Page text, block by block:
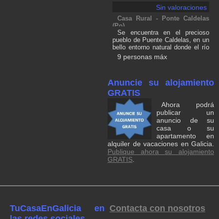
placa ducha. Juegos de camas y
Sin valoraciones
Casa Rural - Ponte Caldelas
(Po)
Se encuentra en el precioso
pueblo de Puente Caldelas, en un
bello entorno natural donde el río
Verdugo es el protagonista y
donde se encuentra la playa de A
alrededores ofrecen numerosas
alternativas para los amantes de
la naturaleza y de los deportes al
aire libre como: bicicleta de
montaña, escalada, golf,
montañismo, paintball, puénting,
senderismo, buceo,
barranquismo, piragüismo, rutas a
caballo o rutas en barco.Rías
Baixas, Isla Cíes o el norte de
Portugal. A 14 Km. de
Pontevedra, a 24 Km. de Vigo y a
9 personas máx
Anuncie su alojamiento
GRATIS
Ahora podrá
publicar un
anuncio de su
casa o su
apartamento en
alquiler de vacaciones en Galicia.
Publique ahora su alojamiento
GRATIS
TuCasaEnGalicia en Contacta con nosotros